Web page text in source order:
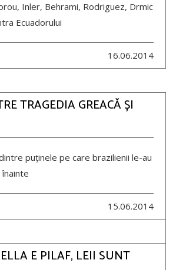
Inler, Behrami, Rodriguez, Drmic
Ecuadorului
16.06.2014
TRAGEDIA GREACĂ ȘI
puținele pe care brazilienii le-au
15.06.2014
E PILAF, LEII SUNT